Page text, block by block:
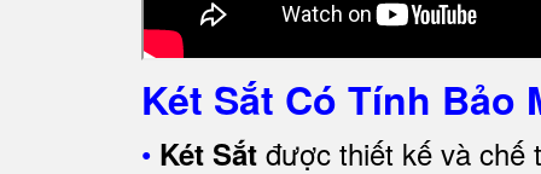
Két Sắt Có Tính Bảo
• Két Sắt được thiết kế và chế